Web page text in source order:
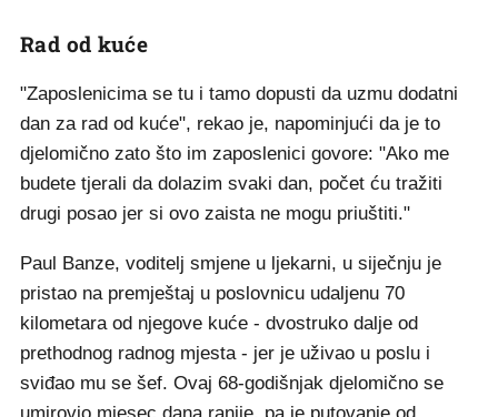
Rad od kuće
"Zaposlenicima se tu i tamo dopusti da uzmu dodatni
dan za rad od kuće", rekao je, napominjući da je to
djelomično zato što im zaposlenici govore: "Ako me
budete tjerali da dolazim svaki dan, počet ću tražiti
drugi posao jer si ovo zaista ne mogu priuštiti."
Paul Banze, voditelj smjene u ljekarni, u siječnju je
pristao na premještaj u poslovnicu udaljenu 70
kilometara od njegove kuće - dvostruko dalje od
prethodnog radnog mjesta - jer je uživao u poslu i
sviđao mu se šef. Ovaj 68-godišnjak djelomično se